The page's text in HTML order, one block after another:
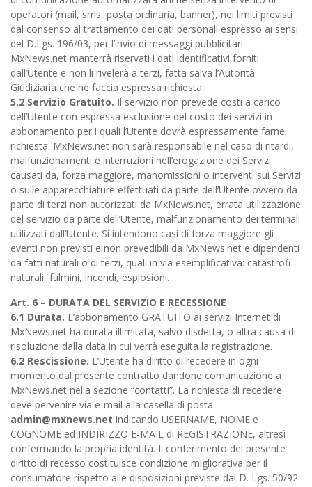
operatori (mail, sms, posta ordinaria, banner), nei limiti previsti
dal consenso al trattamento dei dati personali espresso ai sensi
del D.Lgs. 196/03, per l’invio di messaggi pubblicitari.
MxNews.net manterrà riservati i dati identificativi forniti
dall’Utente e non li rivelerà a terzi, fatta salva l’Autorità
Giudiziaria che ne faccia espressa richiesta.
5.2 Servizio Gratuito. Il servizio non prevede costi a carico
dell’Utente con espressa esclusione del costo dei servizi in
abbonamento per i quali l’Utente dovrà espressamente farne
richiesta. MxNews.net non sarà responsabile nel caso di ritardi,
malfunzionamenti e interruzioni nell’erogazione dei Servizi
causati da, forza maggiore, manomissioni o interventi sui Servizi
o sulle apparecchiature effettuati da parte dell’Utente ovvero da
parte di terzi non autorizzati da MxNews.net, errata utilizzazione
del servizio da parte dell’Utente, malfunzionamento dei terminali
utilizzati dall’Utente. Si intendono casi di forza maggiore gli
eventi non previsti e non prevedibili da MxNews.net e dipendenti
da fatti naturali o di terzi, quali in via esemplificativa: catastrofi
naturali, fulmini, incendi, esplosioni.
Art. 6 – DURATA DEL SERVIZIO E RECESSIONE
6.1 Durata. L’abbonamento GRATUITO ai servizi Internet di
MxNews.net ha durata illimitata, salvo disdetta, o altra causa di
risoluzione dalla data in cui verrà eseguita la registrazione.
6.2 Rescissione. L’Utente ha diritto di recedere in ogni
momento dal presente contratto dandone comunicazione a
MxNews.net nella sezione “contatti”. La richiesta di recedere
deve pervenire via e-mail alla casella di posta
admin@mxnews.net indicando USERNAME, NOME e
COGNOME ed INDIRIZZO E-MAIL di REGISTRAZIONE, altresì
confermando la propria identità. Il conferimento del presente
diritto di recesso costituisce condizione migliorativa per il
consumatore rispetto alle disposizioni previste dal D. Lgs. 50/92